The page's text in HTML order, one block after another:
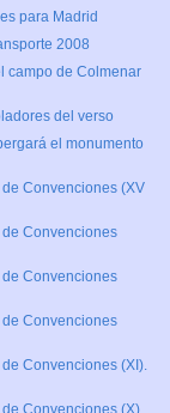
para Madrid
2008
campo de Colmenar
del verso
el monumento
Convenciones (XV
Convenciones
Convenciones
Convenciones
Convenciones (XI).